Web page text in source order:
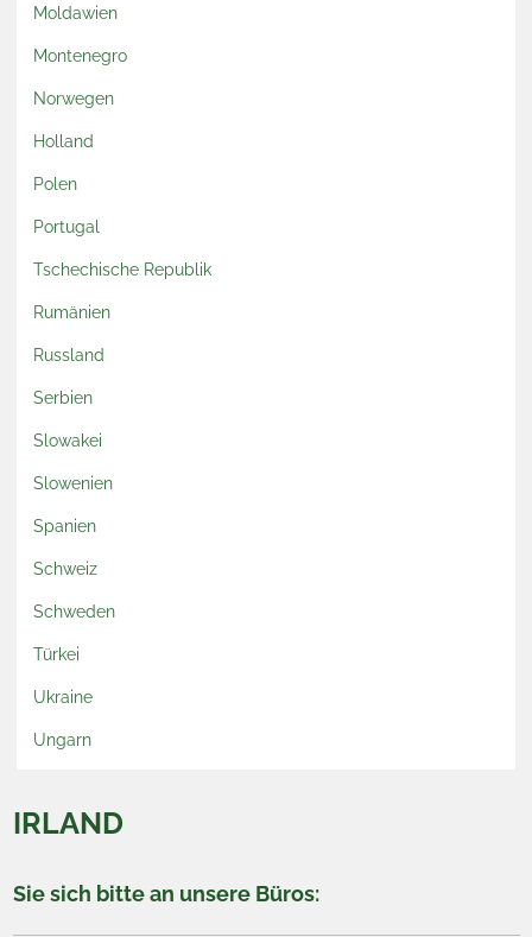
Moldawien
Montenegro
Norwegen
Holland
Polen
Portugal
Tschechische Republik
Rumänien
Russland
Serbien
Slowakei
Slowenien
Spanien
Schweiz
Schweden
Türkei
Ukraine
Ungarn
IRLAND
Sie sich bitte an unsere Büros: